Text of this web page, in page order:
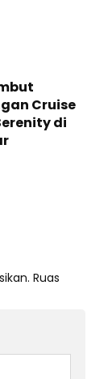
Cruise
di
Ruas